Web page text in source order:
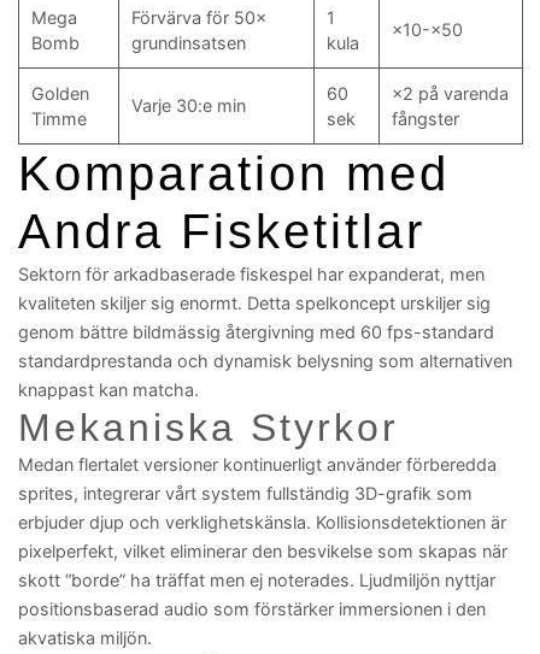
Mega
Bomb
Förvärva för 50×
grundinsatsen
1
kula
×10-×50
Golden
Timme
Varje 30:e min
60
sek
×2 på varenda
fångster
Komparation med
Andra Fisketitlar
Sektorn för arkadbaserade fiskespel har expanderat, men
kvaliteten skiljer sig enormt. Detta spelkoncept urskiljer sig
genom bättre bildmässig återgivning med 60 fps-standard
standardprestanda och dynamisk belysning som alternativen
knappast kan matcha.
Mekaniska Styrkor
Medan flertalet versioner kontinuerligt använder förberedda
sprites, integrerar vårt system fullständig 3D-grafik som
erbjuder djup och verklighetskänsla. Kollisionsdetektionen är
pixelperfekt, vilket eliminerar den besvikelse som skapas när
skott “borde” ha träffat men ej noterades. Ljudmiljön nyttjar
positionsbaserad audio som förstärker immersionen i den
akvatiska miljön.